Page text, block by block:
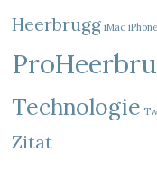
Heerbrugg iMac
Technologie
Zitat